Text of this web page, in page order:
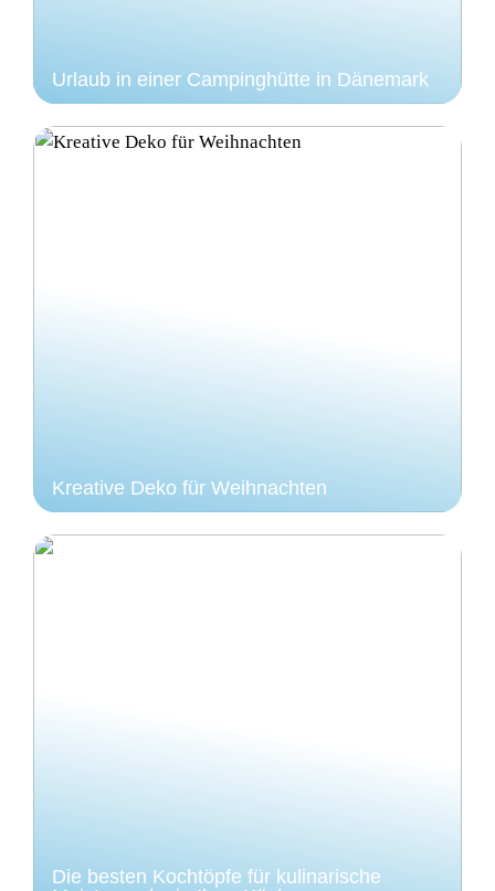
Urlaub in einer Campinghütte in Dänemark
Kreative Deko für Weihnachten
Die besten Kochtöpfe für kulinarische